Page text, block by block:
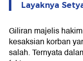
Layaknya
Giliran majelis
kesaksian korban
salah. Ternyata